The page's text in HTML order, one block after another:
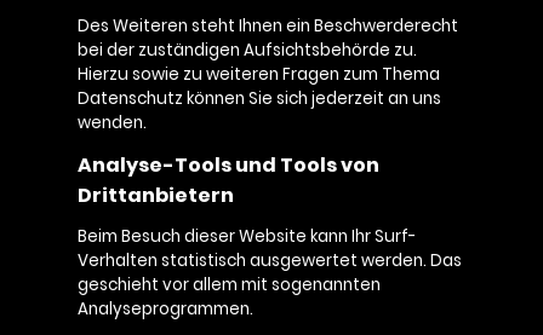
Des Weiteren steht Ihnen ein Beschwerderecht
bei der zuständigen Aufsichtsbehörde zu.
Hierzu sowie zu weiteren Fragen zum Thema
Datenschutz können Sie sich jederzeit an uns
wenden.
Analyse-Tools und Tools von
Drittanbietern
Beim Besuch dieser Website kann Ihr Surf-
Verhalten statistisch ausgewertet werden. Das
geschieht vor allem mit sogenannten
Analyseprogrammen.